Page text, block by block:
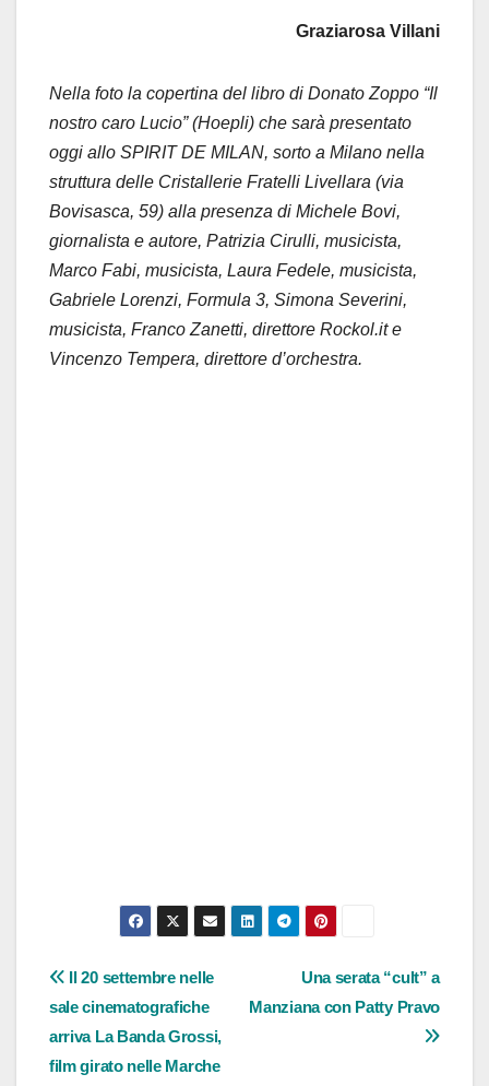
Graziarosa Villani
Nella foto la copertina del libro di Donato Zoppo “Il
nostro caro Lucio” (Hoepli) che sarà presentato
oggi allo SPIRIT DE MILAN, sorto a Milano nella
struttura delle Cristallerie Fratelli Livellara (via
Bovisasca, 59) alla presenza di Michele Bovi,
giornalista e autore, Patrizia Cirulli, musicista,
Marco Fabi, musicista, Laura Fedele, musicista,
Gabriele Lorenzi, Formula 3, Simona Severini,
musicista, Franco Zanetti, direttore Rockol.it e
Vincenzo Tempera, direttore d’orchestra.
Navigazione
articoli
Una serata “cult” a
Manziana con Patty Pravo
Il 20 settembre nelle
sale cinematografiche
arriva La Banda Grossi,
film girato nelle Marche